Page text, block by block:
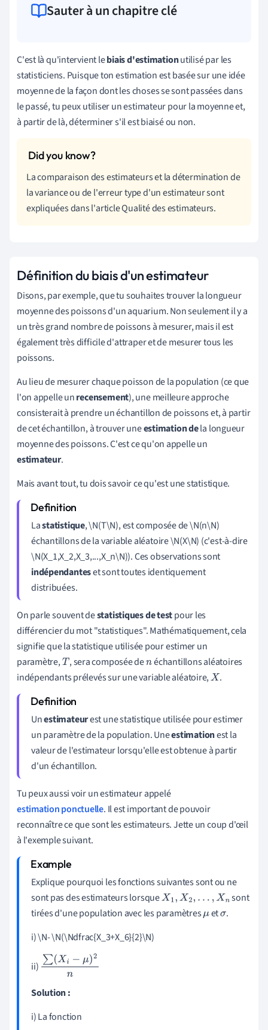
Sauter à un chapitre clé
C'estlàqu'intervientlebiais d'estimationutilisé par les
statisticiens. Puisque ton estimation est basée sur une idée
moyenne de la façon dont les choses se sont passées dans
le passé, tu peux utiliser un estimateur pour la moyenne et,
à partir de là, déterminer s'il est biaisé ou non.
La comparaison des estimateurs et la détermination de
la variance ou de l'erreur type d'un estimateur sont
expliquées dans l'article Qualité des estimateurs.
Définition du biais d'un estimateur
Disons, par exemple, que tu souhaites trouver la longueur
moyenne des poissons d'un aquarium. Non seulement il y a
un très grand nombre de poissons à mesurer, mais il est
également très difficile d'attraper et de mesurer tous les
poissons.
Au lieu de mesurer chaque poisson de la population (ce que
l'on appelle unrecensement), une meilleure approche
consisterait à prendre un échantillon de poissons et, à partir
de cet échantillon, à trouver uneestimation dela longueur
moyenne des poissons. C'est ce qu'on appelle un
estimateur.
Mais avant tout, tu dois savoir ce qu'est une statistique.
Lastatistique, \N(T\N), est composée de \N(n\N)
échantillons de la variable aléatoire \N(X\N) (c'est-à-dire
\N(X_1,X_2,X_3,...,X_n\N)). Ces observations sont
indépendantesetsont toutes identiquement
distribuées.
On parle souvent destatistiques de testpour les
différencier du mot "statistiques". Mathématiquement, cela
signifie que la statistique utilisée pour estimer un
paramètre,T, sera composée den échantillons aléatoires
indépendants prélevés sur une variable aléatoire,X .
Unestimateurest une statistique utilisée pour estimer
un paramètre de la population. Uneestimationest la
valeur de l'estimateur lorsqu'elle est obtenue à partir
d'un échantillon.
Tu peux aussi voir un estimateur appelé
estimation ponctuelle. Il est important de pouvoir
reconnaître ce que sont les estimateurs. Jette un coup d'œil
à l'exemple suivant.
Explique pourquoi les fonctions suivantes sont ou ne
sont pas des estimateurs lorsqueX1,X2,...,Xn
sont
tirées d'une population avec les paramètresμetσ.
i) \N- \N(\Ndfrac{X_3+X_6}{2}\N)
ii) ∑(Xi−μ)2n
Solution :
i) La fonction